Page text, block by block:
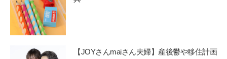
【JOYさんmaiさん夫婦】産後鬱や移住計画